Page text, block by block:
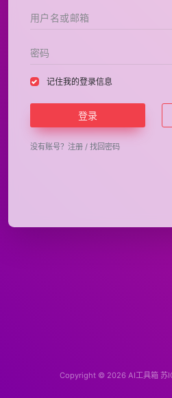
记住我的登录信息
登录
没有账号？ 注册 / 找回密码
Copyright © 2026 AI工具箱 苏